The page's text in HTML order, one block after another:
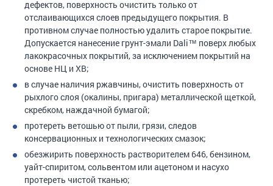
дефектов, поверхность очистить только от
отслаивающихся слоев предыдущего покрытия. В
противном случае полностью удалить старое покрытие.
Допускается нанесение грунт-эмали Dali™ поверх любых
лакокрасочных покрытий, за исключением покрытий на
основе НЦ и ХВ;
в случае наличия ржавчины, очистить поверхность от
рыхлого слоя (окалины, пригара) металлической щеткой,
скребком, наждачной бумагой;
протереть ветошью от пыли, грязи, следов
консервационных и технологических смазок;
обезжирить поверхность растворителем 646, бензином,
уайт-спиритом, сольвентом или ацетоном и насухо
протереть чистой тканью;